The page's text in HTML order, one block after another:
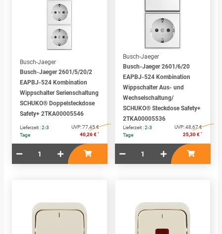
Busch-Jaeger
Busch-Jaeger 2601/5/20/2
EAPBJ-524 Kombination
Wippschalter Serienschaltung
SCHUKO® Doppelsteckdose
Safety+ 2TKA00005546
Lieferzeit :2-3
Tage
UVP:77,45 €
40,26 € *
Busch-Jaeger
Busch-Jaeger 2601/6/20
EAPBJ-524 Kombination
Wippschalter Aus- und
Wechselschaltung/
SCHUKO® Steckdose Safety+
2TKA00005536
Lieferzeit :2-3
Tage
UVP:48,67 €
25,30 € *